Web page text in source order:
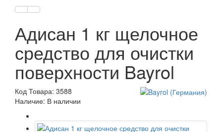
Адисан 1 кг щелочное
средство для очистки
поверхности Bayrol
Код Товара: 3588
Наличие: В наличии